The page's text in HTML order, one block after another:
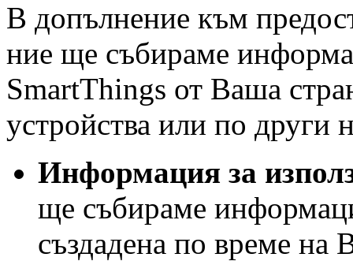
В допълнение към
ние ще събираме
SmartThings от Ваша
устройства или по
Информация за
ще събираме
създадена по време на